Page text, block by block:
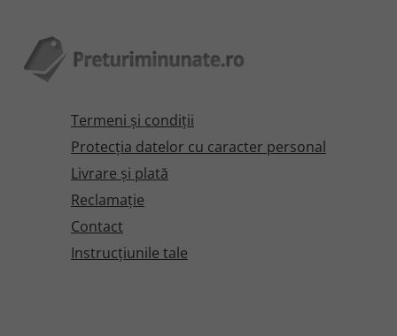
Termeni şi condiţii
Protecţia datelor cu caracter personal
Livrare și plată
Reclamaţie
Contact
Instrucțiunile tale